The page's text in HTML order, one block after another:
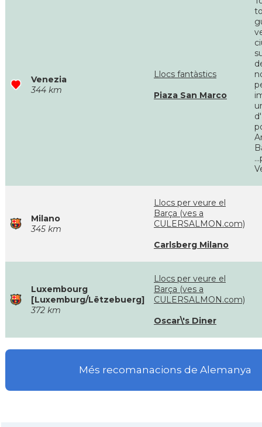
Venezia
344 km
Llocs fantàstics
Piaza San Marco
Milano
345 km
Llocs per veure el
Barça (ves a
CULERSALMON.com)
Carlsberg Milano
Luxembourg
[Luxemburg/Lëtzebuerg]
372 km
Llocs per veure el
Barça (ves a
CULERSALMON.com)
Oscar\'s Diner
Més recomanacions de Alemanya